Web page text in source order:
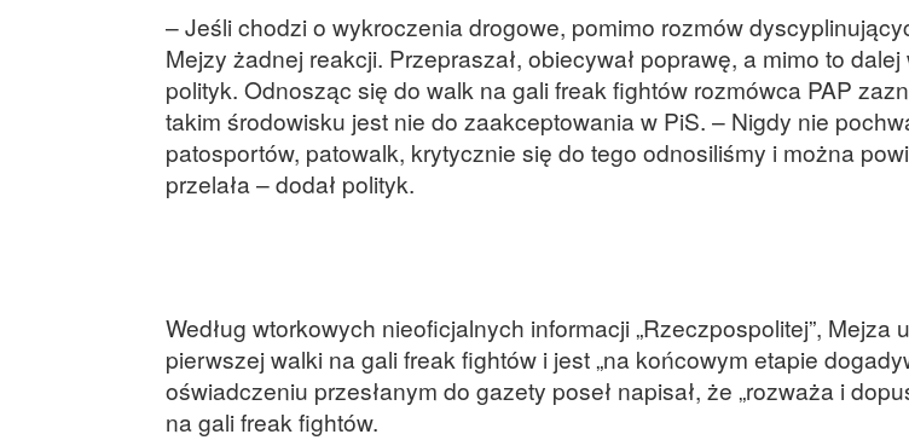
– Jeśli chodzi o wykroczenia drogowe, pomimo rozmów
Mejzy żadnej reakcji. Przepraszał, obiecywał poprawę, a mimo to dalej
polityk. Odnosząc się do walk na gali freak fightów rozmówca PAP
takim środowisku jest nie do zaakceptowania w PiS. – Nigdy nie
patosportów, patowalk, krytycznie się do tego odnosiliśmy i można
przelała – dodał polityk.
Według wtorkowych nieoficjalnych informacji „Rzeczpospolitej”, Mejza
pierwszej walki na gali freak fightów i jest „na końcowym etapie
oświadczeniu przesłanym do gazety poseł napisał, że „rozważa i
na gali freak fightów.